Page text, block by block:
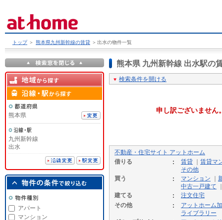
トップ ＞ 熊本県九州新幹線の賃貸 ＞ 出水の物件一覧
熊本県 九州新幹線 出水駅の
検索条件を開ける
申し訳ございません
不動産・住宅サイト アットホーム
借りる
賃貸
賃貸マ
その他
買う
マンション
中古一戸建て
建てる
注文住宅
その他
アットホーム
ライブラリー
熊本県
九州新幹線
出水
アパート
マンション